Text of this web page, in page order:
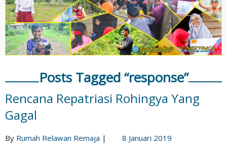
Posts Tagged “response”
Rencana Repatriasi Rohingya Yang
Gagal
By Rumah Relawan Remaja |
8 Januari 2019